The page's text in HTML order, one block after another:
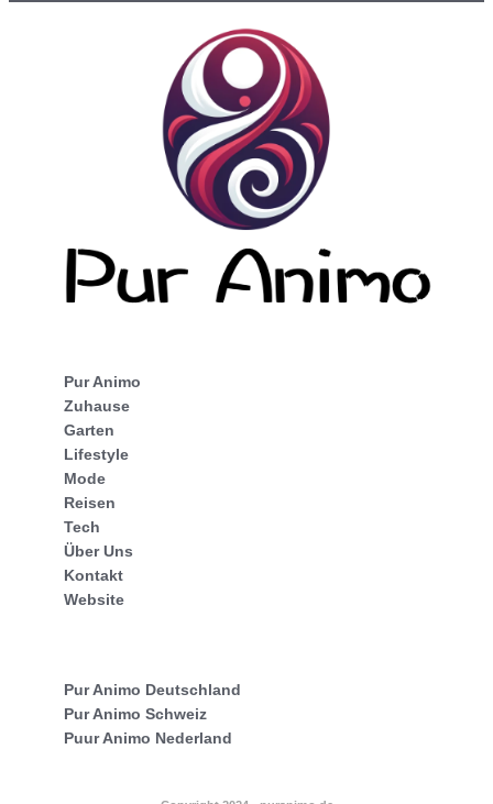
Pur Animo
Zuhause
Garten
Lifestyle
Mode
Reisen
Tech
Über Uns
Kontakt
Website
Pur Animo Deutschland
Pur Animo Schweiz
Puur Animo Nederland